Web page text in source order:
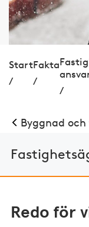
Start
/
Fakta
/
/
Byggnad
Redo för